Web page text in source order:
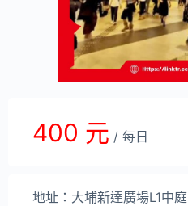
400 元 / 每日
地址：大埔新達廣場L1中庭